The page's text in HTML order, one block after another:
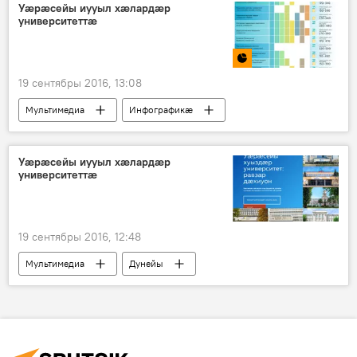
Уӕрӕсейы иууыл хӕлардӕр
университеттӕ
19 сентябры 2016, 13:08
Мультимедиа Инфографикӕ
Уӕрӕсейы иууыл хӕлардӕр
университеттӕ
19 сентябры 2016, 12:48
Мультимедиа Дунейы